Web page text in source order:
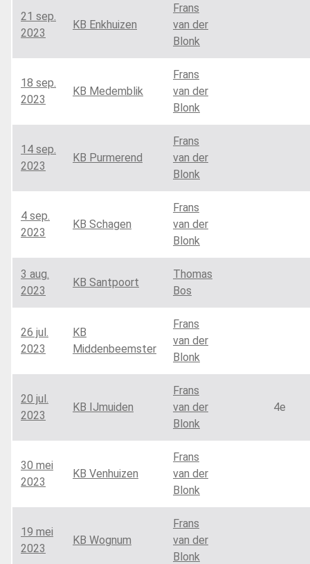
21 sep.
2023
KB Enkhuizen
Frans
van der
Blonk
18 sep.
2023
KB Medemblik
Frans
van der
Blonk
14 sep.
2023
KB Purmerend
Frans
van der
Blonk
4 sep.
2023
KB Schagen
Frans
van der
Blonk
3 aug.
2023
KB Santpoort
Thomas
Bos
26 jul.
2023
KB
Middenbeemster
Frans
van der
Blonk
20 jul.
2023
KB IJmuiden
Frans
van der
Blonk
4e
30 mei
2023
KB Venhuizen
Frans
van der
Blonk
19 mei
2023
KB Wognum
Frans
van der
Blonk